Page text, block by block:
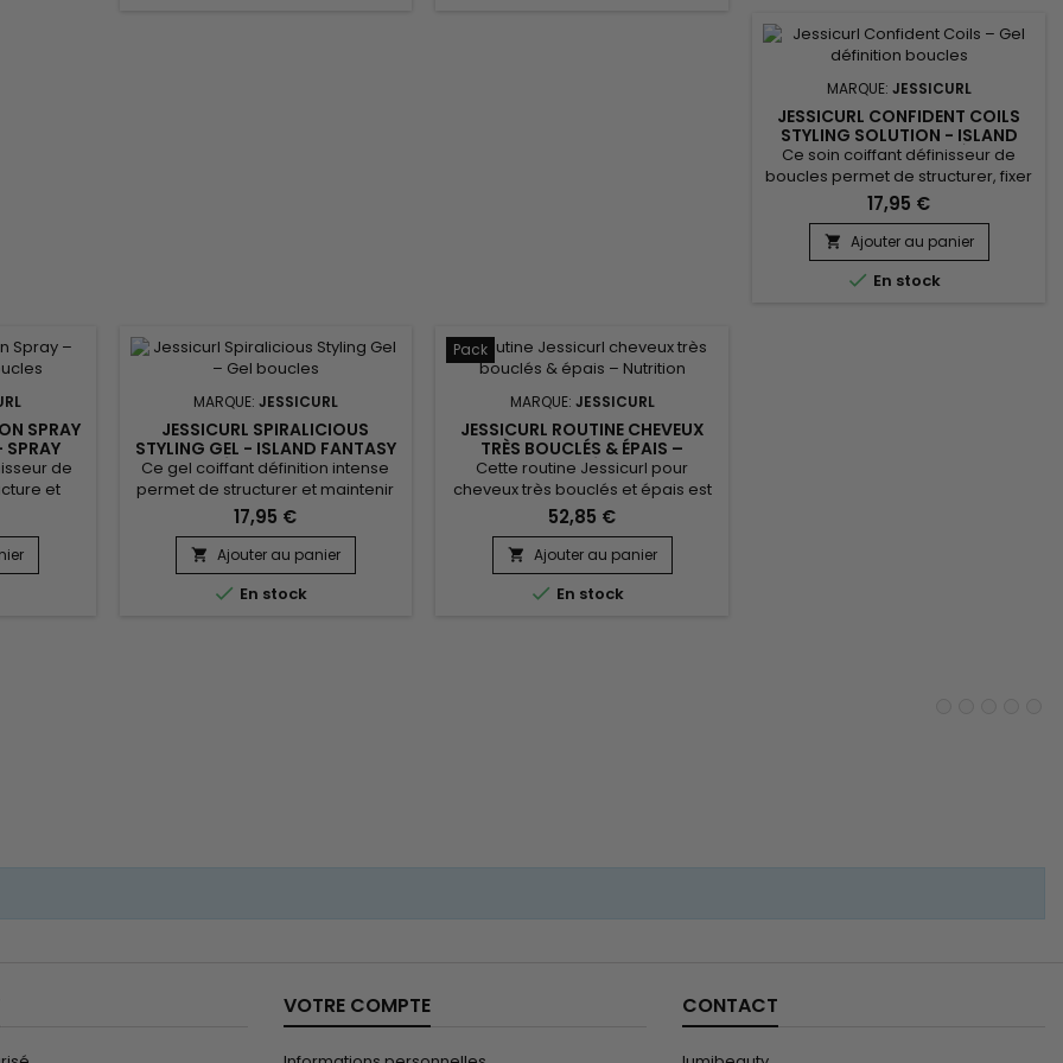
souplesse et limiter les frisottis. Sa
texture ultra-légère permet de
MARQUE: JESSICURL
JESSICURL CONFIDENT COILS
STYLING SOLUTION - ISLAND
FATNASY - GEL-CRÈME
DÉFINITION BOUCLES
Ce soin coiffant définisseur de
boucles permet de structurer, fixer
et sublimer les cheveux bouclés,
frisés et ondulés sans rigidité.
Jessicurl Confident Coils Styling
Solution Island Fantasy combine
des agents fixants légers, de l’Aloe
17,95 €
 Ajouter au panier
 En stock
SPRAY
de
et
alourdir.
Island
graines
et huile
texture
MARQUE: JESSICURL
JESSICURL SPIRALICIOUS
STYLING GEL - ISLAND FANTASY
- GEL DÉFINITION INTENSE
BOUCLES
Ce gel coiffant définition intense
permet de structurer et maintenir
les cheveux bouclés, frisés et
ondulés tout en conservant
souplesse et brillance. Jessicurl
Spiralicious Styling Gel Island
Fantasy associe des agents fixants
17,95 €
 Ajouter au panier
 En stock
Pack
MARQUE: JESSICURL
JESSICURL ROUTINE CHEVEUX
TRÈS BOUCLÉS & ÉPAIS –
NUTRITION, DÉFINITION &
CONTRÔLE
Cette routine Jessicurl pour
cheveux très bouclés et épais est
conçue pour nettoyer sans
agresser, nourrir intensément et
définir durablement les boucles
tout en maîtrisant les frisottis. Elle
associe Jessicurl Hair Cleansing
52,85 €
 Ajouter au panier
 En stock
VOTRE COMPTE CONTACT